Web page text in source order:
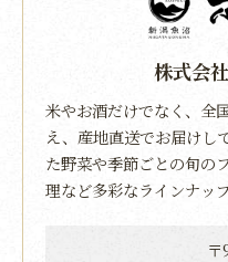
株式会
米やお酒だけでなく、全
え、産地直送でお届けし
た野菜や季節ごとの旬の
理など多彩なラインナッ
〒